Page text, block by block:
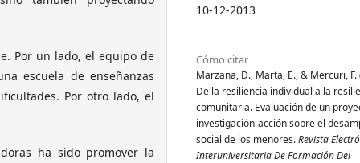
Por un lado, el equipo de
escuela de enseñanzas
Por otro lado, el
ha sido promover la
10-12-2013
Cómo citar
Marzana, D., Marta, E., & Mercuri, F.
De la resiliencia individual a la
comunitaria. Evaluación de un
investigación-acción sobre el
social de los menores.Revista
Interuniversitaria De Formación Del